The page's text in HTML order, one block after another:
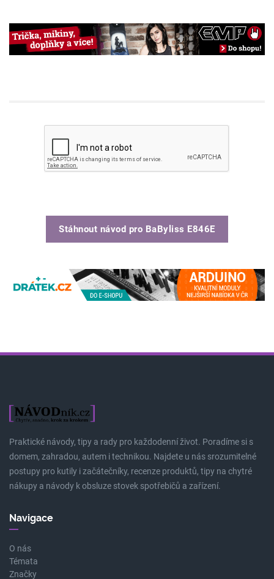
Stáhnout návod pro BaByliss E846E
Praktické návody, tipy a rady pro každodenní život. Poradíme si s
domem, zahradou, autem i technikou. Najdete u nás srozumitelné
postupy pro kutily i začátečníky, recenze produktů, tipy na chytré
nákupy a návody k obsluze stovek spotřebičů a zařízení.
Navigace
O nás
Témata
Značky